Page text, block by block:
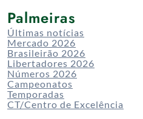
Palmeiras
Últimas notícias
Mercado 2026
Brasileirão 2026
Libertadores 2026
Números 2026
Campeonatos
Temporadas
CT/Centro de Excelência